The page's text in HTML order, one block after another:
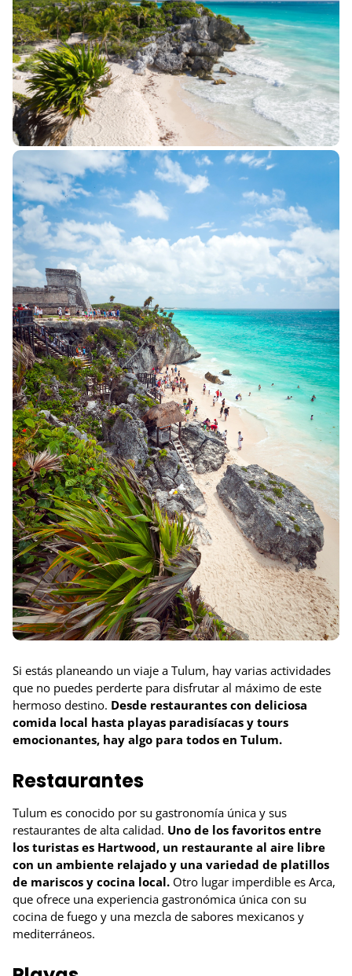
Si estás planeando un viaje a Tulum, hay varias actividades
que no puedes perderte para disfrutar al máximo de este
hermoso destino. Desde restaurantes con deliciosa
comida local hasta playas paradisíacas y tours
emocionantes, hay algo para todos en Tulum.
Restaurantes
Tulum es conocido por su gastronomía única y sus
restaurantes de alta calidad. Uno de los favoritos entre
los turistas es Hartwood, un restaurante al aire libre
con un ambiente relajado y una variedad de platillos
de mariscos y cocina local. Otro lugar imperdible es Arca,
que ofrece una experiencia gastronómica única con su
cocina de fuego y una mezcla de sabores mexicanos y
mediterráneos.